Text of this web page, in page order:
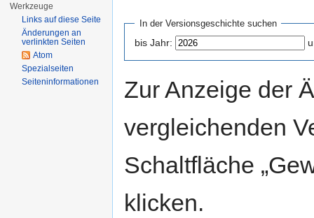
In der Versionsgeschichte suchen
bis Jahr:
Zur Anzeige der
vergleichenden
Schaltfläche
klicken.
Werkzeuge
Links auf diese Seite
Änderungen an
verlinkten Seiten
Atom
Spezialseiten
Seiten­informationen